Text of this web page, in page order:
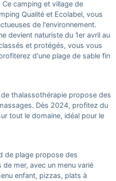
camping et village de
Qualité et Ecolabel, vous
de l'environnement.
devient naturiste du 1er avril au
et protégés, vous vous
d'une plage de sable fin
thalassothérapie propose des
Dès 2024, profitez du
tout le domaine, idéal pour le
de plage propose des
mer, avec un menu varié
enfant, pizzas, plats à